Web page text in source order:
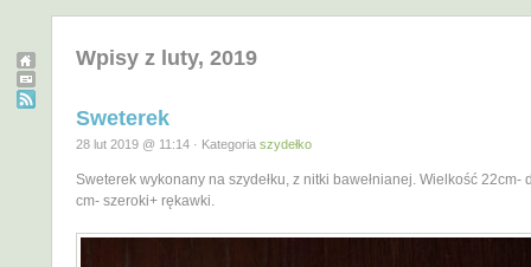
Wpisy z luty, 2019
Sweterek
28 lut 2019 @ 11:14 · Kategoria szydełko
Sweterek wykonany na szydełku, z nitki bawełnianej. Wielkość 22cm-
cm- szeroki+ rękawki.